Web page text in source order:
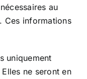
au
Ces informations
uniquement
ne seront en